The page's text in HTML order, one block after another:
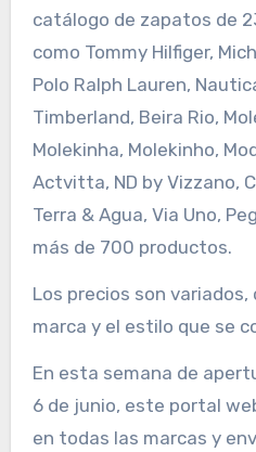
catálogo de zapatos de
como Tommy Hilfiger,
Polo Ralph Lauren,
Timberland, Beira Rio,
Molekinha, Molekinho,
Actvitta, ND by Vizzano,
Terra & Agua, Via Uno,
más de 700 productos.
Los precios son variados,
marca y el estilo que se
En esta semana de
6 de junio, este portal
en todas las marcas y